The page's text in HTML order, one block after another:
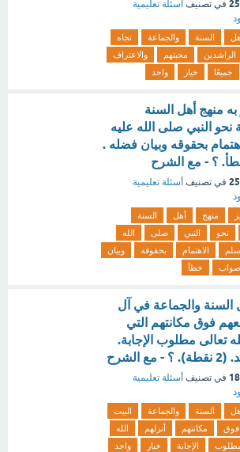
في تصنيف أسئلة تعليمية
السنة والجماعة
تجاه
الراشدين محبتهم
والاعتراف
جميعًا خيار واحد
به منهج أهل السنة
نحو النبي صلى الله عليه
بحقوقه وبيان فضله .
؟ - مع الشرح
في تصنيف أسئلة تعليمية
منهج أهل
السنة
نحو النبي صلى
الله
الاهتمام بحقوقه
وبيان
صواب خطأ
السنة والجماعة في آل
فوق مكانتهم التي
تعالى مطلوب الإجابة.
الشرح
في تصنيف أسئلة تعليمية
السنة والجماعة
البيت
فوق مكانتهم أنزلهم
الله
الإجابة خيار واحد